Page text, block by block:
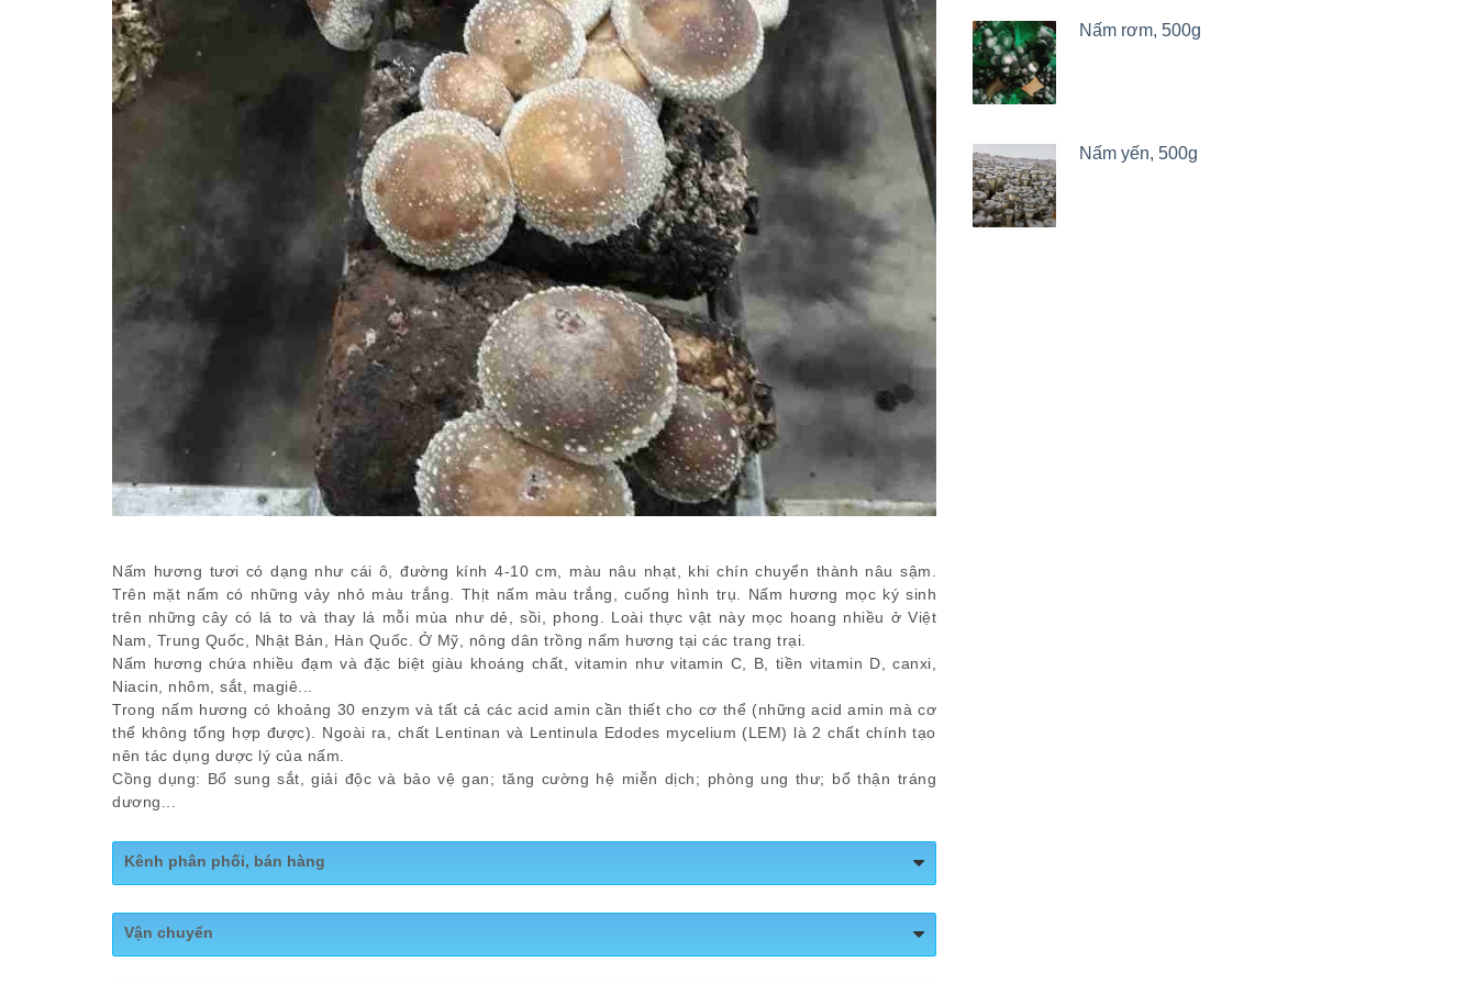
Nấm hương tươi có dạng như cái ô, đường kính 4-10 cm, màu nâu nhạt, khi chín chuyển thành nâu sậm.
Trên mặt nấm có những vảy nhỏ màu trắng. Thịt nấm màu trắng, cuống hình trụ. Nấm hương mọc ký sinh
trên những cây có lá to và thay lá mỗi mùa như dẻ, sồi, phong. Loài thực vật này mọc hoang nhiều ở Việt
Nam, Trung Quốc, Nhật Bản, Hàn Quốc. Ở Mỹ, nông dân trồng nấm hương tại các trang trại.
Nấm hương chứa nhiều đạm và đặc biệt giàu khoáng chất, vitamin như vitamin C, B, tiền vitamin D, canxi,
Niacin, nhôm, sắt, magiê...
Trong nấm hương có khoảng 30 enzym và tất cả các acid amin cần thiết cho cơ thể (những acid amin mà cơ
thể không tổng hợp được). Ngoài ra, chất Lentinan và Lentinula Edodes mycelium (LEM) là 2 chất chính tạo
nên tác dụng dược lý của nấm.
Cồng dụng: Bổ sung sắt, giải độc và bảo vệ gan; tăng cường hệ miễn dịch; phòng ung thư; bổ thận tráng
dương...
Kênh phân phối, bán hàng
Fanpage:
https://www.facebook.com/namdinhduongngonlanh
Vận chuyển
Nấm rơm, 500g
Nấm yến, 500g